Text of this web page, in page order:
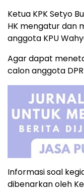
Ketua KPK Setyo
HK mengatur dan
anggota KPU
Agar dapat
calon anggota
Informasi soal
dibenarkan oleh